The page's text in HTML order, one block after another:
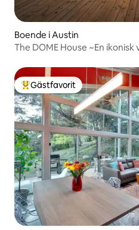
Boende i Austin
The DOME House ~En
Populär gästfavorit
Gästfavorit